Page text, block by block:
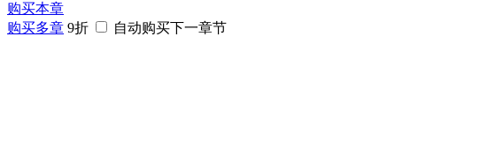
购买本章
购买多章 9折 自动购买下一章节